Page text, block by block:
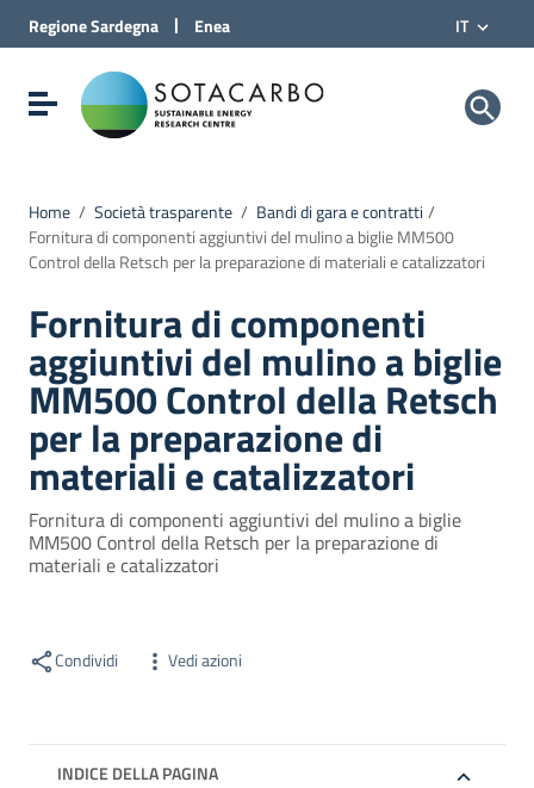
Vai al Contenuto
Vai alla navigazione del sito
Vai al Footer
RegioneSardegna | Enea IT
Visualizza/nascondi menu di navigazioneSotacarbo SpA
Home / Società trasparente / Bandi di gara e contratti /
Fornitura di componenti aggiuntivi del mulino a biglie MM500
Control della Retsch per la preparazione di materiali e catalizzatori
Fornitura di componenti
aggiuntivi del mulino a biglie
MM500 Control della Retsch
per la preparazione di
materiali e catalizzatori
Fornitura di componenti aggiuntivi del mulino a biglie
MM500 Control della Retsch per la preparazione di
materiali e catalizzatori
Condividi Vedi azioni
INDICE DELLA PAGINA